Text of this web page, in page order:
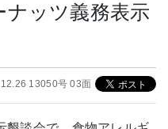
ッツ義務表示
13050号 03面